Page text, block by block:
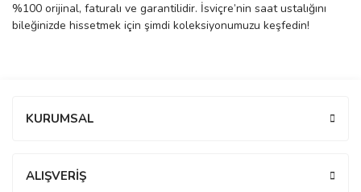
%100 orijinal, faturalı ve garantilidir. İsviçre’nin saat ustalığını
bileğinizde hissetmek için şimdi koleksiyonumuzu keşfedin!
KURUMSAL
ALIŞVERİŞ